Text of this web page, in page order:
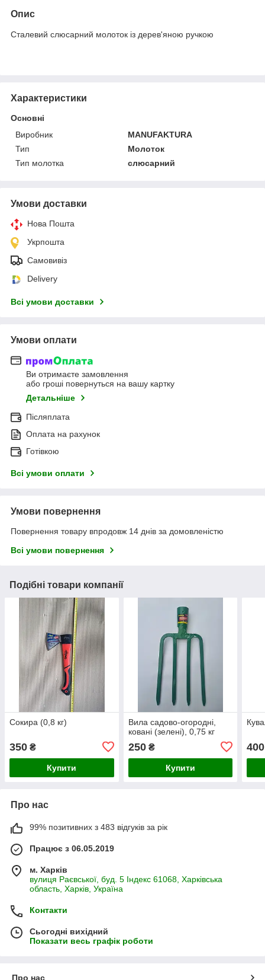
Опис
Сталевий слюсарний молоток із дерев'яною ручкою
Характеристики
Основні
Виробник
MANUFAKTURA
Тип
Молоток
Тип молотка
слюсарний
Умови доставки
Нова Пошта
Укрпошта
Самовивіз
Delivery
Всі умови доставки
Умови оплати
Ви отримаєте замовлення
або гроші повернуться на вашу картку
Детальніше
Післяплата
Оплата на рахунок
Готівкою
Всі умови оплати
Умови повернення
Повернення товару впродовж 14 днів за домовленістю
Всі умови повернення
Подібні товари компанії
Сокира (0,8 кг)
350 ₴
Купити
Вила садово-огородні,
ковані (зелені), 0,75 кг
250₴
Купити
400
Про нас
99% позитивних з 483 відгуків за рік
Працює з 06.05.2019
м. Харків
вулиця Раєвської, буд. 5 Індекс 61068, Харківська
область, Харків, Україна
Контакти
Сьогодні вихідний
Показати весь графік роботи
Про нас